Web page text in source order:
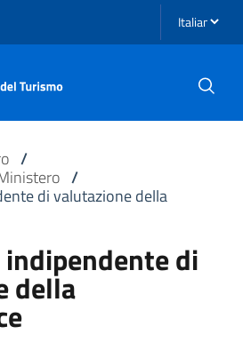
Seleziona
/
/
di valutazione della
di
della